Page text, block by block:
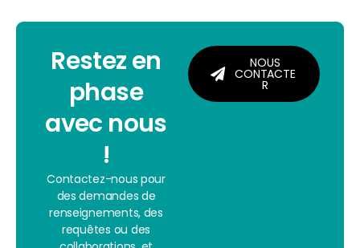
Restez en
phase
avec nous
!
Contactez-nous pour
des demandes de
renseignements, des
requêtes ou des
NOUS
CONTACTE
R